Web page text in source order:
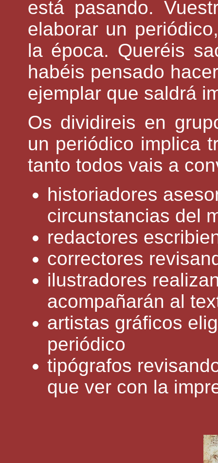
está pasando.
elaborar un
la época. Queréis
habéis pensado
ejemplar que saldrá
Os dividireis en
un periódico implica
tanto todos vais a
historiadores
circunstancias del
redactores
correctores
ilustradores
acompañarán al
artistas gráficos
periódico
tipógrafos
que ver con la